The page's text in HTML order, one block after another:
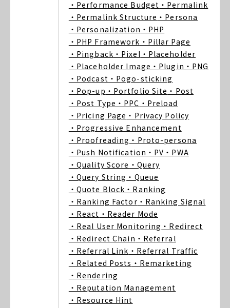
・Performance Budget ・Permalink
・Permalink Structure ・Persona
・Personalization ・PHP
・PHP Framework ・Pillar Page
・Pingback ・Pixel ・Placeholder
・Placeholder Image ・Plugin ・PNG
・Podcast ・Pogo-sticking
・Pop-up ・Portfolio Site ・Post
・Post Type ・PPC ・Preload
・Pricing Page ・Privacy Policy
・Progressive Enhancement
・Proofreading ・Proto-persona
・Push Notification ・PV ・PWA
・Quality Score ・Query
・Query String ・Queue
・Quote Block ・Ranking
・Ranking Factor ・Ranking Signal
・React ・Reader Mode
・Real User Monitoring ・Redirect
・Redirect Chain ・Referral
・Referral Link ・Referral Traffic
・Related Posts ・Remarketing
・Rendering
・Reputation Management
・Resource Hint